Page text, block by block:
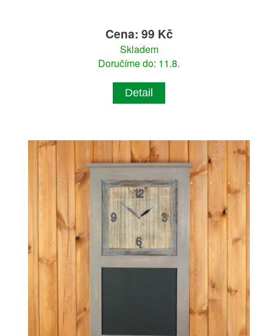
Cena: 99 Kč
Skladem
Doručíme do: 11.8.
Detail